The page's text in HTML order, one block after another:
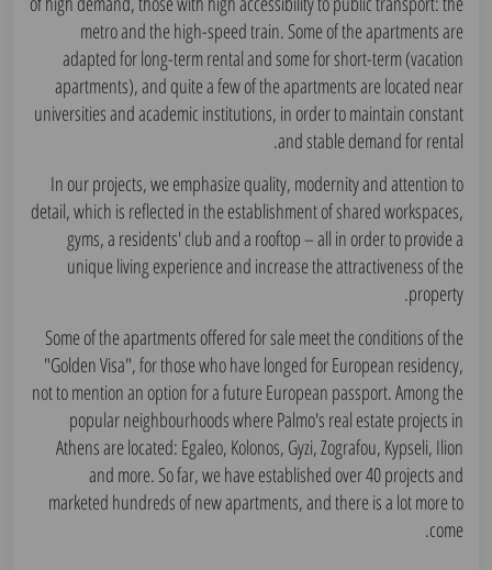
metro and the high-speed train. Some of the apartments are
adapted for long-term rental and some for short-term (vacation
apartments), and quite a few of the apartments are located near
universities and academic institutions, in order to maintain constant
and stable demand for rental.
In our projects, we emphasize quality, modernity and attention to
detail, which is reflected in the establishment of shared workspaces,
gyms, a residents' club and a rooftop – all in order to provide a
unique living experience and increase the attractiveness of the
property.
Some of the apartments offered for sale meet the conditions of the
"Golden Visa", for those who have longed for European residency,
not to mention an option for a future European passport. Among the
popular neighbourhoods where Palmo's real estate projects in
Athens are located: Egaleo, Kolonos, Gyzi, Zografou, Kypseli, Ilion
and more. So far, we have established over 40 projects and
marketed hundreds of new apartments, and there is a lot more to
come.